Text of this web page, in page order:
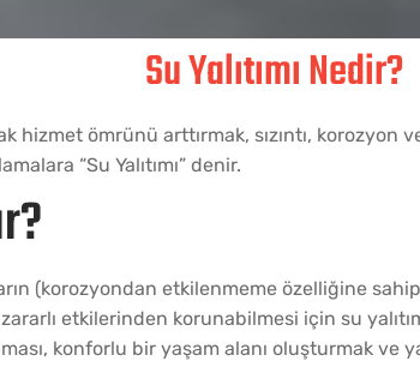
Su Yalıtımı Nedir?
hizmet ömrünü arttırmak, sızıntı,
“Su Yalıtımı” denir.
(korozyondan etkilenmeme özelliğine
etkilerinden korunabilmesi için su
konforlu bir yaşam alanı oluşturmak